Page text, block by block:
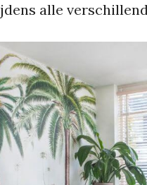
alle